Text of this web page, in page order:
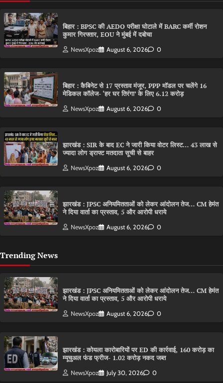
बिहार : BPSC की AEDO परीक्षा घोटाले में BARC कर्मी रोशन
कुमार गिरफ्तार, EOU ने मुंबई में दबोचा
NewsXpoz August 6, 2026 0
बिहार : कैबिनेट से 17 प्रस्ताव मंजूर, PPP मॉडल पर चलेंगे 16
मेडिकल कॉलेज- ‘हर घर तिरंगा’ के लिए 6.12 करोड़
NewsXpoz August 6, 2026 0
झारखंड : SIR के बाद EC ने जारी किया वोटर लिस्ट… 43 लाख से
ज्यादा लोग ड्राफ्ट मतदाता सूची से बाहर
NewsXpoz August 6, 2026 0
झारखंड : JPSC अनियमितताओं को लेकर आंदोलन तेज… CM हेमंत
ने दिया वार्ता का प्रस्ताव, 5 और आरोपी धराये
NewsXpoz August 6, 2026 0
Trending News
झारखंड : JPSC अनियमितताओं को लेकर आंदोलन तेज… CM हेमंत
ने दिया वार्ता का प्रस्ताव, 5 और आरोपी धराये
NewsXpoz August 6, 2026 0
झारखंड : कोयला कारोबारियों पर ED की कार्रवाई, 160 करोड़ का
म्यूचुअल फंड फ्रीज- 1.02 करोड़ नकद जब्त
NewsXpoz July 30, 2026 0